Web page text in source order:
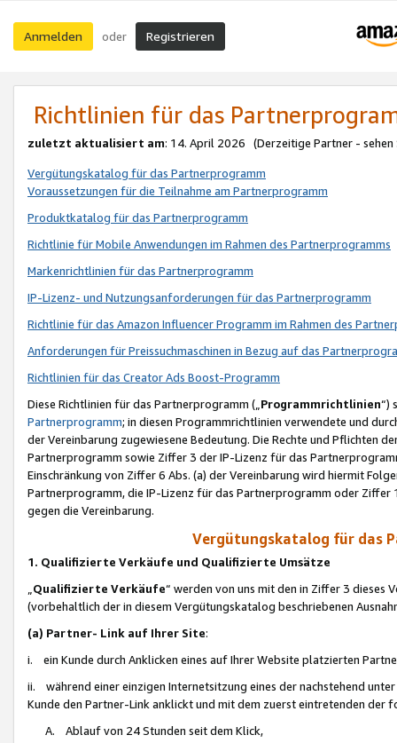
Anmelden oder Registrieren
Richtlinien für das
zuletzt aktualisiert am: 14. April 2026 (Derzeitige Partner - sehen
Vergütungskatalog für das Partnerprogramm
Voraussetzungen für die Teilnahme am Partnerprogramm
Produktkatalog für das Partnerprogramm
Richtlinie für Mobile Anwendungen im Rahmen des Partnerprogramms
Markenrichtlinien für das Partnerprogramm
IP-Lizenz- und Nutzungsanforderungen für das Partnerprogramm
Richtlinie für das Amazon Influencer Programm im Rahmen des
Anforderungen für Preissuchmaschinen in Bezug auf das
Richtlinien für das Creator Ads Boost-Programm
Diese Richtlinien für das Partnerprogramm („Programmrichtlinien“)
Partnerprogramm; in diesen Programmrichtlinien verwendete und
der Vereinbarung zugewiesene Bedeutung. Die Rechte und Pflichten
Partnerprogramm sowie Ziffer 3 der IP-Lizenz für das
Einschränkung von Ziffer 6 Abs. (a) der Vereinbarung wird hiermit
Partnerprogramm, die IP-Lizenz für das Partnerprogramm oder
gegen die Vereinbarung.
Vergütungskatalog für das
1. Qualifizierte Verkäufe und Qualifizierte Umsätze
Qualifizierte Verkäufe“ werden von uns mit den in Ziffer 3
(vorbehaltlich der in diesem Vergütungskatalog beschriebenen
(a) Partner- Link auf Ihrer Site:
i. ein Kunde durch Anklicken eines auf Ihrer Website platzierten
ii. während einer einzigen Internetsitzung eines der nachstehend
Kunde den Partner-Link anklickt und mit dem zuerst eintretenden der
A. Ablauf von 24 Stunden seit dem Klick,